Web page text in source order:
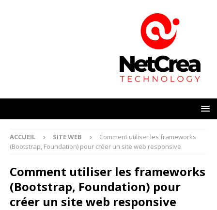
ACCUEIL SITE WEB
Comment utiliser les frameworks
(Bootstrap, Foundation) pour créer un site web responsive
Comment utiliser les frameworks
(Bootstrap, Foundation) pour
créer un site web responsive